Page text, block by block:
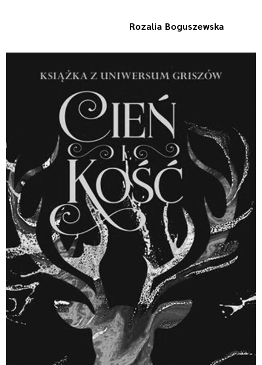
Rozalia Boguszewska